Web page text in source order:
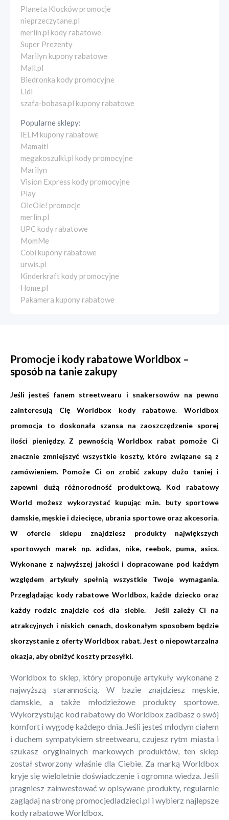
Planeta Klocków promocje
nieprzeczytane.pl
merlin.pl kody rabatowe
Super Prezenty
Marilyn kupony rabatowe
Mall.pl
Biedronka kody promocyjne
Lidl
szafa-bobasa.pl kupony rabatowe
Popularne sklepy:
iELM kupony rabatowe
Mamaiti
megakoszulki.pl kody promocyjne
Marilyn
Vision Express kody promocyjne
Play
OleOle! promocje
merlin.pl
UPC kody rabatowe
MomMe
Cobi kupony rabatowe
urwis.pl
Kinderkraft kody promocyjne
Home.pl
Pakamera kupony rabatowe
Promocje i kody rabatowe Worldbox –
sposób na tanie zakupy
Jeśli jesteś fanem streetwearu i snakersowów na pewno
zainteresują Cię Worldbox kody rabatowe. Worldbox
promocja to doskonała szansa na zaoszczędzenie sporej
ilości pieniędzy. Z pewnością Worldbox rabat pomoże Ci
znacznie zmniejszyć wszystkie koszty, które związane są z
zamówieniem. Pomoże Ci on zrobić zakupy dużo taniej i
zapewni dużą różnorodność produktową. Kod rabatowy
World możesz wykorzystać kupując m.in. buty sportowe
damskie, męskie i dziecięce, ubrania sportowe oraz akcesoria.
W ofercie sklepu znajdziesz produkty największych
sportowych marek np. adidas, nike, reebok, puma, asics.
Wykonane z najwyższej jakości i dopracowane pod każdym
względem artykuły spełnią wszystkie Twoje wymagania.
Przeglądając kody rabatowe Worldbox, każde dziecko oraz
każdy rodzic znajdzie coś dla siebie. Jeśli zależy Ci na
atrakcyjnych i niskich cenach, doskonałym sposobem będzie
skorzystanie z oferty Worldbox rabat. Jest o niepowtarzalna
okazja, aby obniżyć koszty przesyłki.
Worldbox to sklep, który proponuje artykuły wykonane z
najwyższą starannością. W bazie znajdziesz męskie,
damskie, a także młodzieżowe produkty sportowe.
Wykorzystując kod rabatowy do Worldbox zadbasz o swój
komfort i wygodę każdego dnia. Jeśli jesteś młodym ciałem
i duchem sympatykiem streetwearu, czujesz rytm miasta i
szukasz oryginalnych markowych produktów, ten sklep
został stworzony właśnie dla Ciebie. Za marką Worldbox
kryje się wieloletnie doświadczenie i ogromna wiedza. Jeśli
pragniesz zainwestować w opisywane produkty, regularnie
zaglądaj na stronę promocjedladzieci.pl i wybierz najlepsze
kody rabatowe Worldbox.